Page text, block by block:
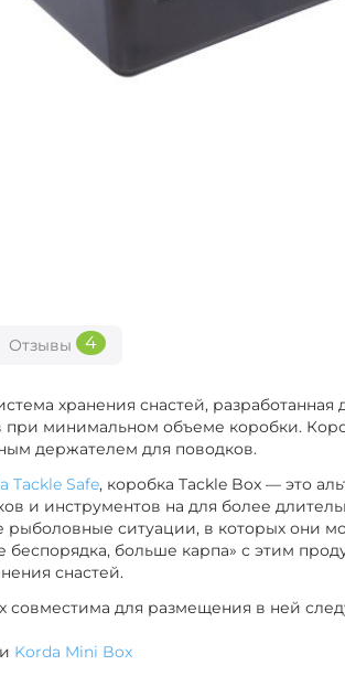
Отзывы 4
хранения снастей, разработанная
при минимальном объеме коробки.
держателем для поводков.
Tackle Safe, коробка Tackle Box — это
и инструментов на для более
рыболовные ситуации, в которых они
больше карпа» с этим
снастей.
совместима для размещения в ней
Korda Mini Box